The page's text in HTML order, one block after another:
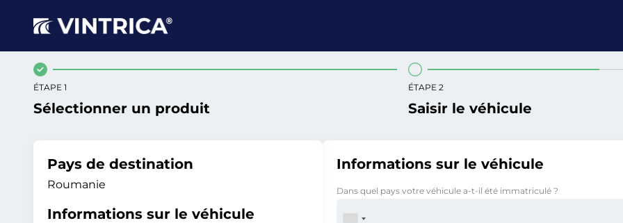
ÉTAPE 1
Sélectionner un produit
ÉTAPE 2
Saisir le véhicule
Pays de destination
Roumanie
Informations sur le véhicule
Informations sur le véhicule
Dans quel pays votre véhicule a-t-il été immatriculé ?